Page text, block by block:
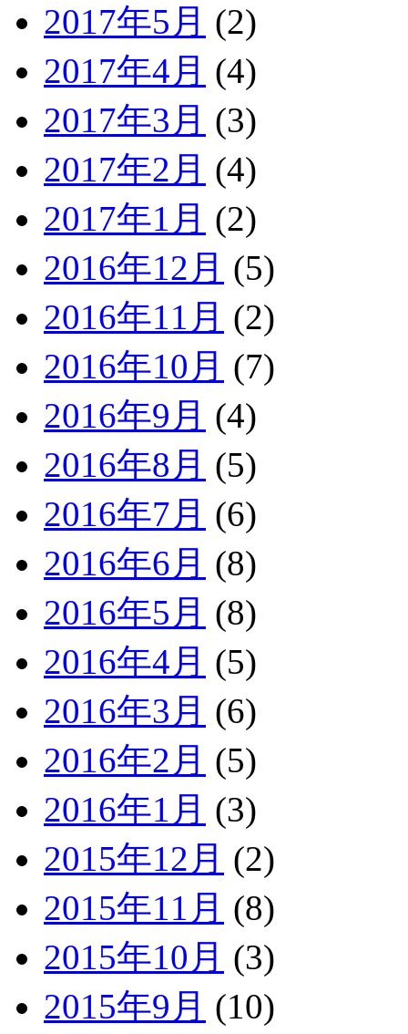
2017年5月 (2)
2017年4月 (4)
2017年3月 (3)
2017年2月 (4)
2017年1月 (2)
2016年12月 (5)
2016年11月 (2)
2016年10月 (7)
2016年9月 (4)
2016年8月 (5)
2016年7月 (6)
2016年6月 (8)
2016年5月 (8)
2016年4月 (5)
2016年3月 (6)
2016年2月 (5)
2016年1月 (3)
2015年12月 (2)
2015年11月 (8)
2015年10月 (3)
2015年9月 (10)